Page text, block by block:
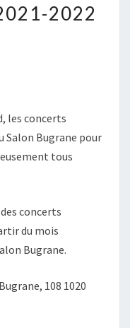
2022
les concerts
Salon Bugrane pour
tous
concerts
du mois
Bugrane.
108 1020